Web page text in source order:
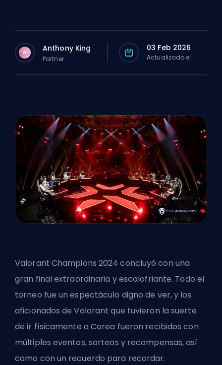
A Anthony King
Partner
03 Feb 2026
Actualizado el
Valorant Champions 2024 concluyó con una
gran final extraordinaria y escalofriante. Todo el
torneo fue un espectáculo digno de ver, y los
aficionados de Valorant que tuvieron la suerte
de ir físicamente a Corea fueron recibidos con
múltiples eventos, sorteos y recompensas, así
como con un recuerdo para recordar.